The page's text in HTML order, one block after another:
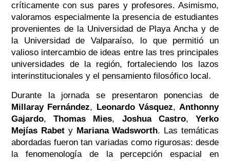
críticamente con sus pares y profesores. Asimismo,
valoramos especialmente la presencia de estudiantes
provenientes de la Universidad de Playa Ancha y de
la Universidad de Valparaíso, lo que permitió un
valioso intercambio de ideas entre las tres principales
universidades de la región, fortaleciendo los lazos
interinstitucionales y el pensamiento filosófico local.
Durante la jornada se presentaron ponencias de
Millaray Fernández, Leonardo Vásquez,Anthonny
Gajardo,Thomas Mies, Joshua Castro,Yerko
Mejías Rabety Mariana Wadsworth. Las temáticas
abordadas fueron tan variadas como rigurosas: desde
la fenomenología de la percepción espacial en